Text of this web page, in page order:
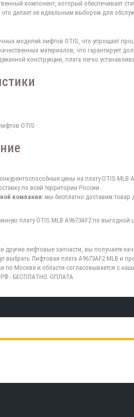
компонент, который обеспечивает
что делает её идеальным выбором для
моделей лифтов OTIS, что упрощает
материалов, что гарантирует
конструкции, плата легко
OTIS
цены на плату OTIS MLB
по всей территории России.
компании:мы бесплатно доставим товар
плату OTIS MLB A9673AF2 по выгодной
другие лифтовые запчасти, вы получаете
выбрать Лифтовая плата A9673AF2 MLB и
по Москве и области согласовывается с
РФ - БЕСПЛАТНО. ОПЛАТА